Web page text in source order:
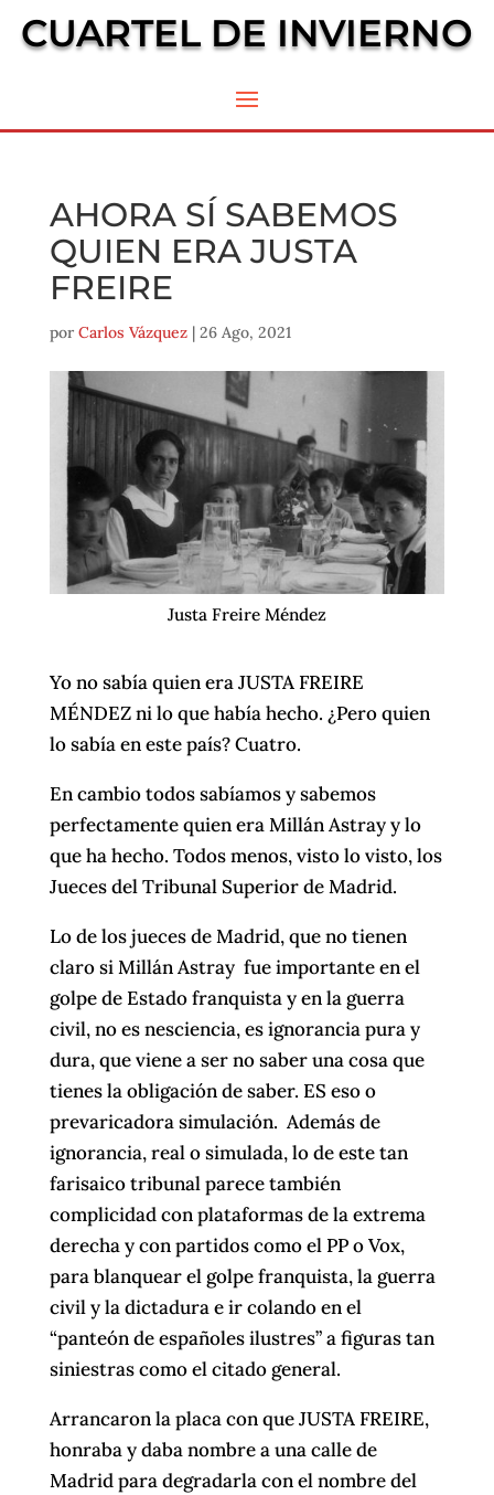
CUARTEL DE INVIERNO
AHORA SÍ SABEMOS
QUIEN ERA JUSTA
FREIRE
por Carlos Vázquez| 26 Ago, 2021
Justa Freire Méndez
Yo no sabía quien era JUSTA FREIRE
MÉNDEZ ni lo que había hecho. ¿Pero quien
lo sabía en este país? Cuatro.
En cambio todos sabíamos y sabemos
perfectamente quien era Millán Astray y lo
que ha hecho. Todos menos, visto lo visto, los
Jueces del Tribunal Superior de Madrid.
Lo de los jueces de Madrid, que no tienen
claro si Millán Astray fue importante en el
golpe de Estado franquista y en la guerra
civil, no es nesciencia, es ignorancia pura y
dura, que viene a ser no saber una cosa que
tienes la obligación de saber. ES eso o
prevaricadora simulación. Además de
ignorancia, real o simulada, lo de este tan
farisaico tribunal parece también
complicidad con plataformas de la extrema
derecha y con partidos como el PP o Vox,
para blanquear el golpe franquista, la guerra
civil y la dictadura e ir colando en el
“panteón de españoles ilustres” a figuras tan
siniestras como el citado general.
Arrancaron la placa con que JUSTA FREIRE,
honraba y daba nombre a una calle de
Madrid para degradarla con el nombre del